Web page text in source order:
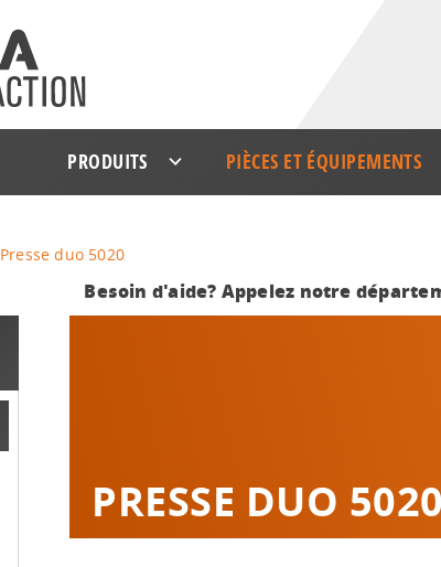
PRODUITS PIÈCES ET ÉQUIPEMENTS
Presse duo 5020
Besoin d'aide? Appelez notre
PRESSE DUO 5020